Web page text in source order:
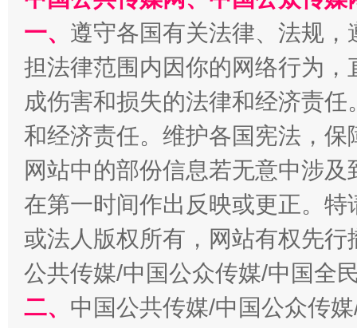
魏明亮
“刷贴”乱象丛生
生
一、 遵守各国有关法律、法规
担法律范围内因你的网络行为
成伤害和损失的法律和经济责
和经济责任。维护各国宪法，
网站中的部份信息若无意中涉
在第一时间作出反映或更正。
或法人版权所有，网站有权先
公共传媒/中国公众传媒/中国全
二、 中国公共传媒/中国公众传